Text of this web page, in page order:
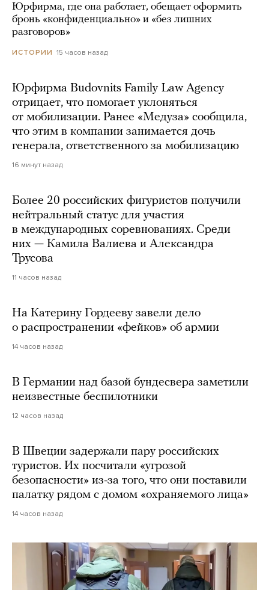
Юрфирма, где она работает, обещает оформить
бронь «конфиденциально» и «без лишних
разговоров»
ИСТОРИИ 15 часов назад
Юрфирма Budovnits Family Law Agency
отрицает, что помогает уклоняться
от мобилизации. Ранее «Медуза» сообщила,
что этим в компании занимается дочь
генерала, ответственного за мобилизацию
16 минут назад
Более 20 российских фигуристов получили
нейтральный статус для участия
в международных соревнованиях. Среди
них — Камила Валиева и Александра
Трусова
11 часов назад
На Катерину Гордееву завели дело
о распространении «фейков» об армии
14 часов назад
В Германии над базой бундесвера заметили
неизвестные беспилотники
12 часов назад
В Швеции задержали пару российских
туристов. Их посчитали «угрозой
безопасности» из-за того, что они поставили
палатку рядом с домом «охраняемого лица»
14 часов назад